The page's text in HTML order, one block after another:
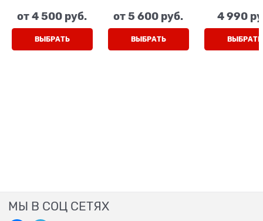
шнурки/молния
от4 500 руб.
ВЫБРАТЬ
замок
от5 600 руб.
ВЫБРАТЬ
белый
буквы),
замок
4 990
ВЫБРАТЬ
МЫ В СОЦ СЕТЯХ